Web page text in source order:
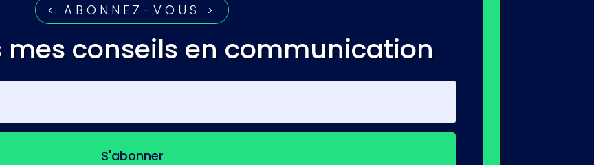
< ABONNEZ-VOUS >
mes conseils en communication
S'abonner